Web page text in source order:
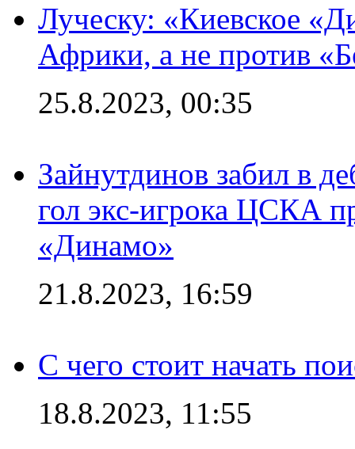
Луческу: «Киевское
Африки, а не против
25.8.2023, 00:35
Зайнутдинов забил в
гол экс-игрока ЦСКА
«Динамо»
21.8.2023, 16:59
С чего стоит начать
18.8.2023, 11:55